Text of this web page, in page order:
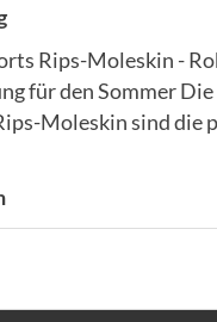
Rips-Moleskin -
für den Sommer Die
Moleskin sind die